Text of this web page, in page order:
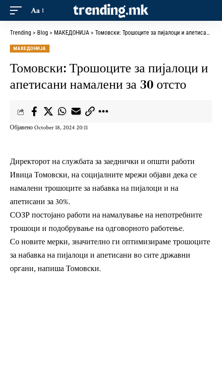
Aa
Trending > Blog > МАКЕДОНИЈА > Томовски: Трошоците за пијалоци и апетисани намалени за 30 отсто
МАКЕДОНИЈА
Томовски: Трошоците за пијалоци и
апетисани намалени за 30 отсто
Објавено October 18, 2024 20:11
Директорот на службата за заеднички и општи работи
Ивица Томовски, на социјалните мрежи објави дека се
намалени трошоците за набавка на пијалоци и на
апетисани за 30%.
СОЗР постојано работи на намалување на непотребните
трошоци и подобрување на одговорното работење.
Со новите мерки, значително ги оптимизираме трошоците
за набавка на пијалоци и апетисани во сите државни
органи, напиша Томовски.